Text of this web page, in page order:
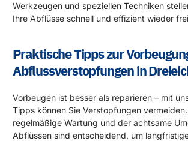
Werkzeugen und speziellen Techniken
Ihre Abflüsse schnell und effizient wieder
Praktische Tipps zur
Abflussverstopfungen in
Vorbeugen ist besser als reparieren – mit
Tipps können Sie Verstopfungen vermeiden.
regelmäßige Wartung und der achtsame
Abflüssen sind entscheidend, um